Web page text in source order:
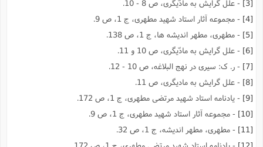
- علل گرایش به مادّیگرى، ص 8 - 10.
- مجموعه آثار استاد شهید مطهرى، ج 1، ص 9.
- مطهرى، مطهر اندیشه ها، ج 1، ص 138.
- علل گرایش به مادّیگرى، ص 10 و 11.
- ر. ک: سیرى در نهج البلاغه، ص 10 - 12.
- علل گرایش به مادیگرى، ص 11.
- یادنامه استاد شهید مرتضى مطهرى، ج 1، ص 172.
- مجموعه آثار استاد شهید مطهرى، ج 1، ص 9.
- مطهرى، مطهر اندیشه، ج 1، ص 32.